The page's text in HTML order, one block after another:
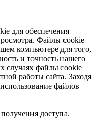
для обеспечения
Файлы cookie
компьютере для того,
и точность нашего
случаях файлы cookie
работы сайта. Заходя
файлов